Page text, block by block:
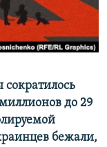
сократилось
до 29
бежали,